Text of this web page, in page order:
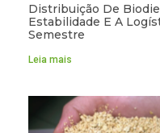
Distribuição De
Estabilidade E A
Semestre
Leia mais